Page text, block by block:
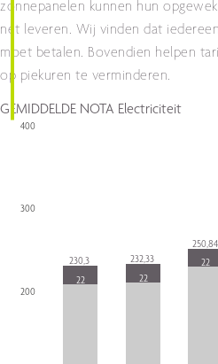
zonnepanelen kunnen hun
net leveren. Wij vinden dat
moet betalen. Bovendien helpen
op piekuren te verminderen.
GEMIDDELDE NOTA Electriciteit
The chart has 1 X axis displaying
230,3 232,33
250,84
22 22
22
200
300
400